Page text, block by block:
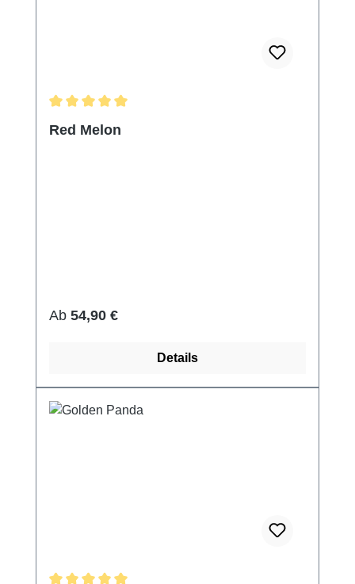
Red Melon
Regulärer Preis:
Ab 54,90 €
Details